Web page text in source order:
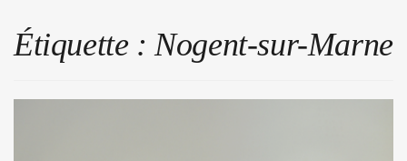
Étiquette :Nogent-sur-Marne